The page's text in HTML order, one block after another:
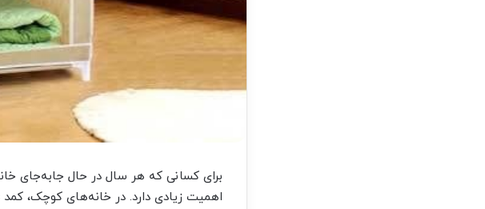
برای کسانی که هر سال در حال جابه‌جای
اهمیت زیادی دارد. در خانه‌های کوچک،